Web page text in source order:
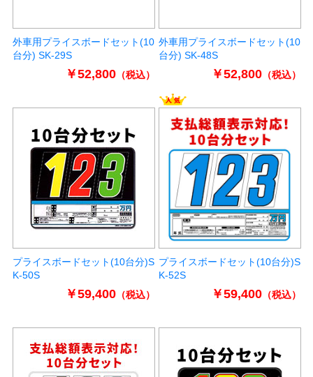
外車用プライスボードセット(10
台分) SK-29S
￥52,800（税込）
外車用プライスボードセット(10
台分) SK-48S
￥52,800（税込）
プライスボードセット(10台分)S
K-50S
￥59,400（税込）
プライスボードセット(10台分)S
K-52S
￥59,400（税込）